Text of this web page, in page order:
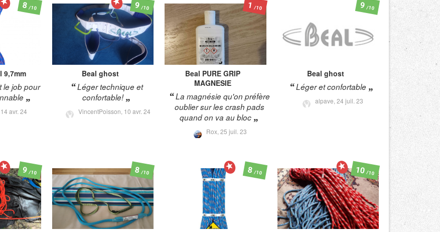
9,7mm
le job pour
14 avr. 24
8/10
Beal ghost
Léger technique et
confortable!
VincentPoisson, 10 avr. 24
9/10
Beal PURE GRIP
MAGNESIE
La magnésie qu'on préfère
oublier sur les crash pads
quand on va au bloc
Rox,25 juil. 23
1/10
Beal ghost
Léger et confortable
alpave,24 juil. 23
9/10
9/10 8/10 8/10 10/10